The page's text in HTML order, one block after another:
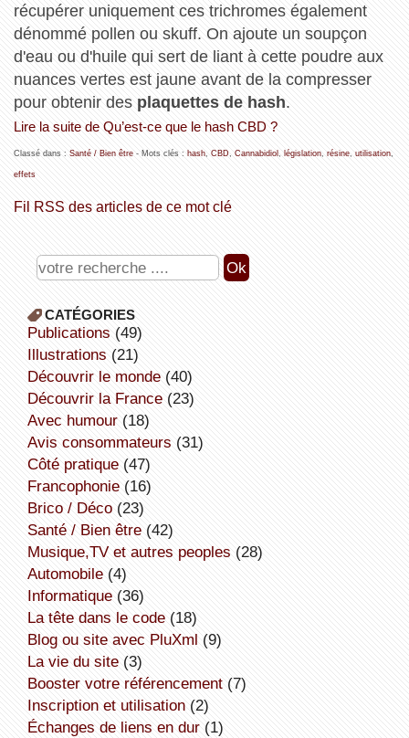
récupérer uniquement ces trichromes également
dénommé pollen ou skuff. On ajoute un soupçon
d'eau ou d'huile qui sert de liant à cette poudre aux
nuances vertes est jaune avant de la compresser
pour obtenir des plaquettes de hash.
Lire la suite de Qu’est-ce que le hash CBD ?
Classé dans : Santé / Bien être- Mots clés : hash, CBD Cannabidiol législation, résine, utilisation,
effets
Fil RSS des articles de ce mot clé
CATÉGORIES
publications (49)
illustrations (21)
découvrir le monde(40)
découvrir la France(23)
avec humour(18)
avis consommateurs (31)
côté pratique(47)
Francophonie(16)
Brico / Déco(23)
Santé / Bien être(42)
Musique,TV et autres peoples (28)
Automobile(4)
informatique(36)
la tête dans le code(18)
Blog ou site avec PluXml (9)
la vie du site(3)
booster votre référencement(7)
inscription et utilisation(2)
échanges de liens en dur(1)